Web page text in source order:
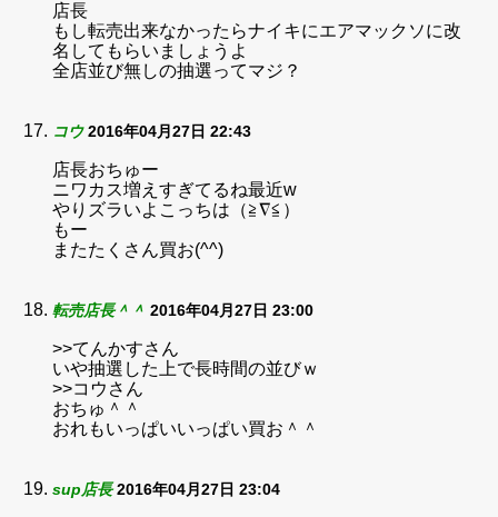
店長
もし転売出来なかったらナイキにエアマックソに改
名してもらいましょうよ
全店並び無しの抽選ってマジ？
コウ 2016年04月27日 22:43
店長おちゅー
ニワカス増えすぎてるね最近w
やりズラいよこっちは（≧∇≦）
もー
またたくさん買お(^^)
転売店長＾＾ 2016年04月27日 23:00
>>てんかすさん
いや抽選した上で長時間の並びｗ
>>コウさん
おちゅ＾＾
おれもいっぱいいっぱい買お＾＾
sup店長 2016年04月27日 23:04